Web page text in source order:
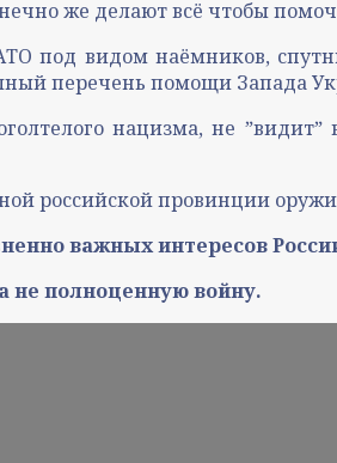
же делают всё чтобы
под видом наёмников,
перечень помощи Запада
нацизма, не
российской провинции
важных интересов
не полноценную войну.